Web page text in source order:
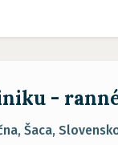
-
Šaca,